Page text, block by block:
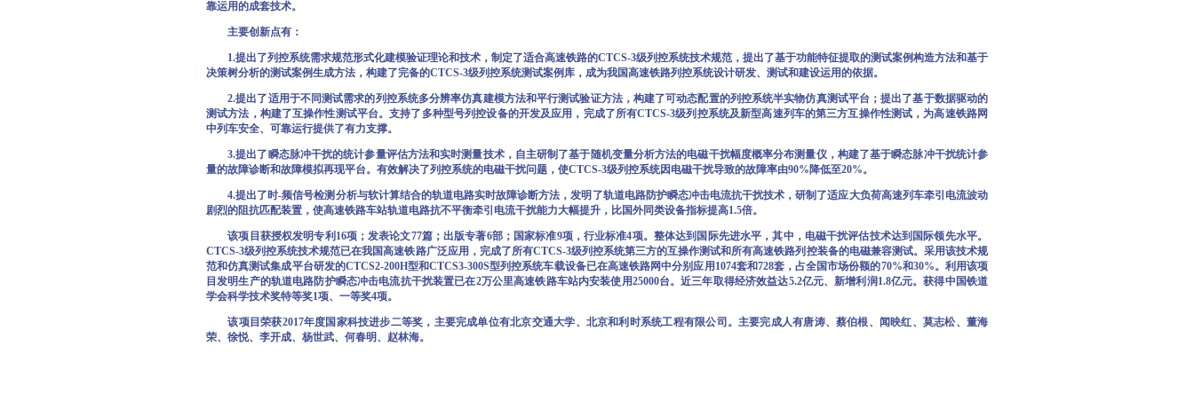
靠运用的成套技术。
主要创新点有：
1.提出了列控系统需求规范形式化建模验证理论和技术，制定了适合高速铁路的CTCS-3级列控系统技术规范，提出了基于功能特征提取的测试案例构造方法和基于
决策树分析的测试案例生成方法，构建了完备的CTCS-3级列控系统测试案例库，成为我国高速铁路列控系统设计研发、测试和建设运用的依据。
2.提出了适用于不同测试需求的列控系统多分辨率仿真建模方法和平行测试验证方法，构建了可动态配置的列控系统半实物仿真测试平台；提出了基于数据驱动的
测试方法，构建了互操作性测试平台。支持了多种型号列控设备的开发及应用，完成了所有CTCS-3级列控系统及新型高速列车的第三方互操作性测试，为高速铁路网
中列车安全、可靠运行提供了有力支撑。
3.提出了瞬态脉冲干扰的统计参量评估方法和实时测量技术，自主研制了基于随机变量分析方法的电磁干扰幅度概率分布测量仪，构建了基于瞬态脉冲干扰统计参
量的故障诊断和故障模拟再现平台。有效解决了列控系统的电磁干扰问题，使CTCS-3级列控系统因电磁干扰导致的故障率由90%降低至20%。
4.提出了时-频信号检测分析与软计算结合的轨道电路实时故障诊断方法，发明了轨道电路防护瞬态冲击电流抗干扰技术，研制了适应大负荷高速列车牵引电流波动
剧烈的阻抗匹配装置，使高速铁路车站轨道电路抗不平衡牵引电流干扰能力大幅提升，比国外同类设备指标提高1.5倍。
该项目获授权发明专利16项；发表论文77篇；出版专著6部；国家标准9项，行业标准4项。整体达到国际先进水平，其中，电磁干扰评估技术达到国际领先水平。
CTCS-3级列控系统技术规范已在我国高速铁路广泛应用，完成了所有CTCS-3级列控系统第三方的互操作测试和所有高速铁路列控装备的电磁兼容测试。采用该技术规
范和仿真测试集成平台研发的CTCS2-200H型和CTCS3-300S型列控系统车载设备已在高速铁路网中分别应用1074套和728套，占全国市场份额的70%和30%。利用该项
目发明生产的轨道电路防护瞬态冲击电流抗干扰装置已在2万公里高速铁路车站内安装使用25000台。近三年取得经济效益达5.2亿元、新增利润1.8亿元。获得中国铁道
学会科学技术奖特等奖1项、一等奖4项。
该项目荣获2017年度国家科技进步二等奖，主要完成单位有北京交通大学、北京和利时系统工程有限公司。主要完成人有唐涛、蔡伯根、闻映红、莫志松、董海
荣、徐悦、李开成、杨世武、何春明、赵林海。